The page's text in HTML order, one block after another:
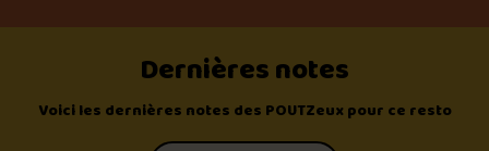
Dernières notes
Voici les dernières notes des POUTZeux pour ce resto